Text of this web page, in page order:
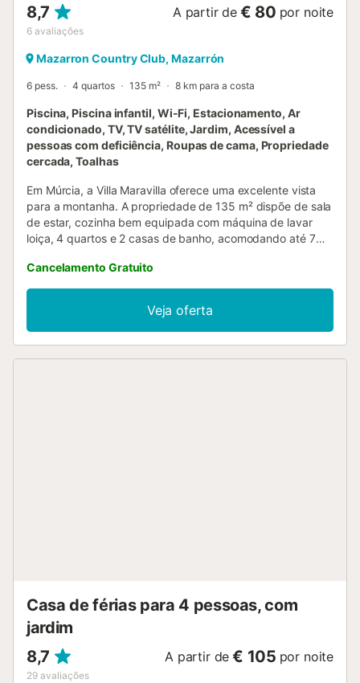
8,7
6 avaliações
A partir de € 80 por noite
Mazarron Country Club, Mazarrón
6 pess. 4 quartos 135 m² 8 km para a costa
Piscina, Piscina infantil, Wi-Fi, Estacionamento, Ar
condicionado, TV, TV satélite, Jardim, Acessível a
pessoas com deficiência, Roupas de cama, Propriedade
cercada, Toalhas
Em Múrcia, a Villa Maravilla oferece uma excelente vista
para a montanha. A propriedade de 135 m² dispõe de sala
de estar, cozinha bem equipada com máquina de lavar
loiça, 4 quartos e 2 casas de banho, acomodando até 7
videochamadas) com espaço dedicado para teletrabalho,
ar condicionado, aquecimento, ventoinha, máquina de
lavar roupa e TV por satélite/cabo com serviços de
streaming. Estão disponíveis duas cadeiras altas e dois
berços. A área exterior privada inclui piscina, jardim, dois
Cancelamento Gratuito
Veja oferta
Casa de férias para 4 pessoas, com
jardim
8,7
29 avaliações
A partir de € 105 por noite